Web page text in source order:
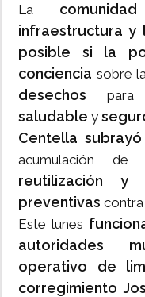
La
infraestructura y
posible si la
conciencia sobre
desechos
saludable y
Centella subrayó
acumulación
reutilización y
preventivas
Este lunes
autoridades
operativo de
corregimiento